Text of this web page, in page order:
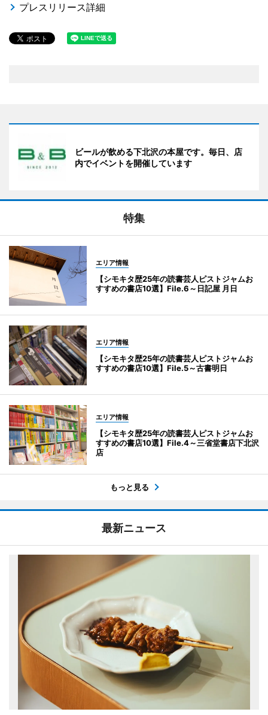
プレスリリース詳細
ビールが飲める下北沢の本屋です。毎日、店
内でイベントを開催しています
特集
エリア情報
【シモキタ歴25年の読書芸人ピストジャムお
すすめの書店10選】File.6～日記屋 月日
エリア情報
【シモキタ歴25年の読書芸人ピストジャムお
すすめの書店10選】File.5～古書明日
エリア情報
【シモキタ歴25年の読書芸人ピストジャムお
すすめの書店10選】File.4～三省堂書店下北沢
店
もっと見る
最新ニュース